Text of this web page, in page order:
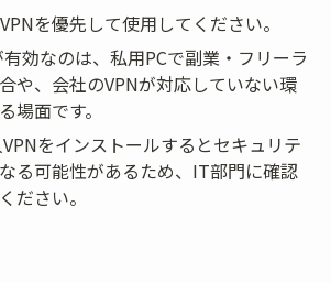
を優先して使用してください。
効なのは、私用PCで副業・フリーラ
や、会社のVPNが対応していない環
場面です。
をインストールするとセキュリテ
る可能性があるため、IT部門に確認
ださい。